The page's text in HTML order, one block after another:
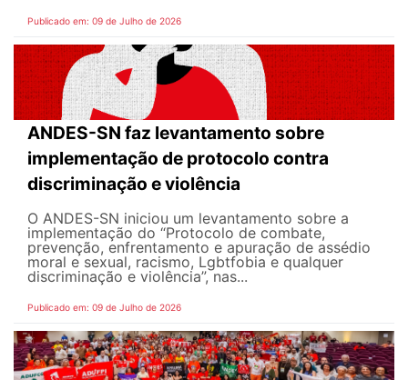
Publicado em: 09 de Julho de 2026
ANDES-SN faz levantamento sobre
implementação de protocolo contra
discriminação e violência
O ANDES-SN iniciou um levantamento sobre a
implementação do “Protocolo de combate,
prevenção, enfrentamento e apuração de assédio
moral e sexual, racismo, Lgbtfobia e qualquer
discriminação e violência”, nas...
Publicado em: 09 de Julho de 2026